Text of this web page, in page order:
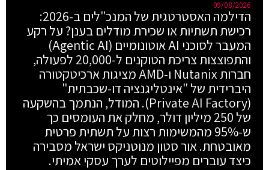
09/08/2026
הדילמה האסטרטגית של המנכ"לים ב-2026:
רכישת תשתיות או שכירת מודלים בענן? על רקע
המעבר לסוכני AI אוטונומיים (Agentic AI)
והתפוצצות צריכת הטוקנים ל-20,000 לפעולה,
חברות Nutanix ו-AMD מציגות ארכיטקטורה
היברידית של "אינטליגנציה דו-שכבתית"
(Private AI Factory). המודל, הנתמך בהשקעה
של 250 מיליון דולר, מחלק את העומסים כך
ש-95% מהמשימות רצות על תשתית פרטית
מאובטחת. אור סטון מנוטניקס ישראל מסבירה
כיצד עוברים מפיילוטים לערך עסקי אמיתי.